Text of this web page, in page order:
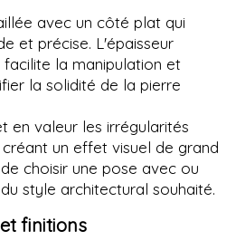
avec un côté plat qui
et précise. L'épaisseur
la manipulation et
la solidité de la pierre
en valeur les irrégularités
un effet visuel de grand
choisir une pose avec ou
style architectural souhaité.
finitions